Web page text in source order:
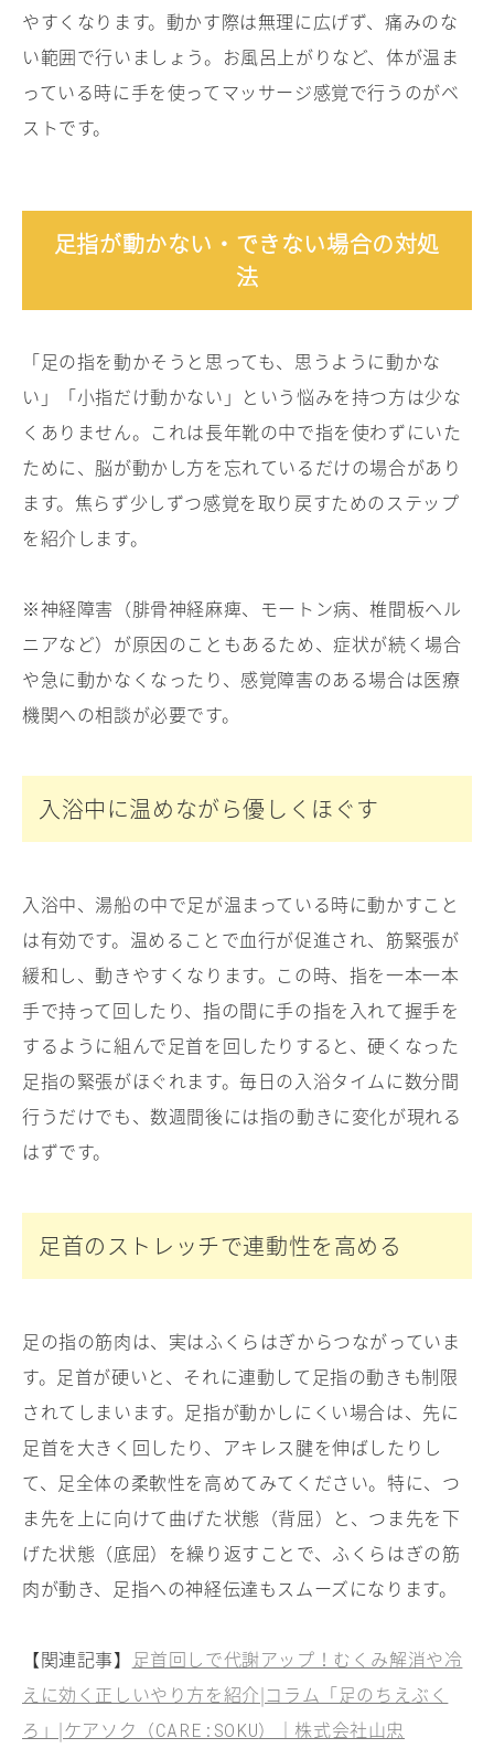
やすくなります。動かす際は無理に広げず、痛みのな
い範囲で行いましょう。お風呂上がりなど、体が温ま
っている時に手を使ってマッサージ感覚で行うのがベ
ストです。
足指が動かない・できない場合の対処
法
「足の指を動かそうと思っても、思うように動かな
い」「小指だけ動かない」という悩みを持つ方は少な
くありません。これは長年靴の中で指を使わずにいた
ために、脳が動かし方を忘れているだけの場合があり
ます。焦らず少しずつ感覚を取り戻すためのステップ
を紹介します。
※神経障害（腓骨神経麻痺、モートン病、椎間板ヘル
ニアなど）が原因のこともあるため、症状が続く場合
や急に動かなくなったり、感覚障害のある場合は医療
機関への相談が必要です。
入浴中に温めながら優しくほぐす
入浴中、湯船の中で足が温まっている時に動かすこと
は有効です。温めることで血行が促進され、筋緊張が
緩和し、動きやすくなります。この時、指を一本一本
手で持って回したり、指の間に手の指を入れて握手を
するように組んで足首を回したりすると、硬くなった
足指の緊張がほぐれます。毎日の入浴タイムに数分間
行うだけでも、数週間後には指の動きに変化が現れる
はずです。
足首のストレッチで連動性を高める
足の指の筋肉は、実はふくらはぎからつながっていま
す。足首が硬いと、それに連動して足指の動きも制限
されてしまいます。足指が動かしにくい場合は、先に
足首を大きく回したり、アキレス腱を伸ばしたりし
て、足全体の柔軟性を高めてみてください。特に、つ
ま先を上に向けて曲げた状態（背屈）と、つま先を下
げた状態（底屈）を繰り返すことで、ふくらはぎの筋
肉が動き、足指への神経伝達もスムーズになります。
【関連記事】 足首回しで代謝アップ！むくみ解消や冷
えに効く正しいやり方を紹介|コラム「足のちえぶく
ろ」|ケアソク（CARE:SOKU）｜株式会社山忠